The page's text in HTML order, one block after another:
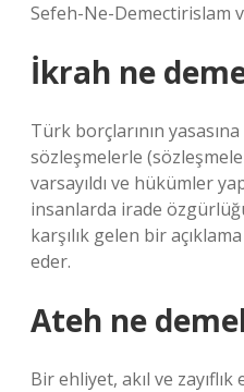
Sefeh-Ne-Demectirislam
İkrah ne
Türk borçlarının
sözleşmelerle
varsayıldı ve hükümler
insanlarda irade
karşılık gelen bir
eder.
Ateh ne
Bir ehliyet, akıl ve